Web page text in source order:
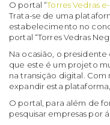
O portal “Torres Vedras
Trata-se de uma
estabelecimento no
portal “Torres Vedras
Na ocasião, o presidente
que este é um projeto
na transição digital.
expandir esta
O portal, para além de
pesquisar empresas por